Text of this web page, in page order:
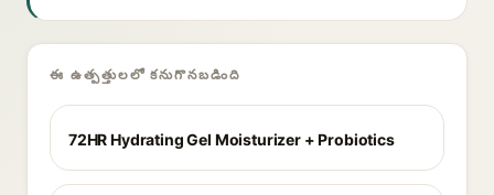
ఈ ఉత్పత్తులలో కనుగొనబడింది
72HR Hydrating Gel Moisturizer + Probiotics